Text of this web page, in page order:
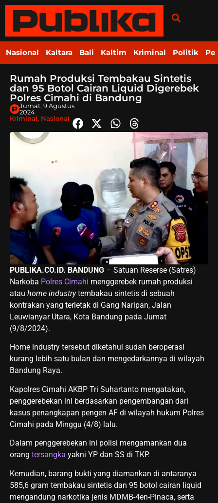
Nasional Kaltara Bali Kaltim Kriminal Politik
Rumah Produksi Tembakau Sintetis
dan 95 Botol Cairan Liquid Digerebek
Polres Cimahi di Bandung
Jumat, 9 Agustus
2024
Kriminal, Nasional
PUBLIKA.CO.ID. BANDUNG – Satuan Reserse (Satres)
Narkoba Polres Cimahi menggerebek rumah produksi
atau home industrytembakau sintetis di sebuah
kontrakan yang terletak di Gang Naripan, Jalan
Leuwianyar Utara, Kota Bandung pada Jumat
(9/8/2024).
Home industry tersebut diketahui sudah beroperasi
kurang lebih satu bulan dan mengedarkannya di wilayah
Bandung Raya.
Kapolres Cimahi AKBP Tri Suhartanto mengatakan,
penggerebekan ini berdasarkan pengembangan dari
kasus penangkapan pengen AF di wilayah hukum Polres
Cimahi pada Minggu (4/8) lalu.
Dalam penggerebekan ini polisi mengamankan dua
orang tersangka yakni YP dan SS di TKP.
Kemudian, barang bukti yang diamankan di antaranya
585,6 gram tembakau sintetis dan 95 botol cairan liquid
mengandung narkotika jenis MDMB-4en-Pinaca, serta